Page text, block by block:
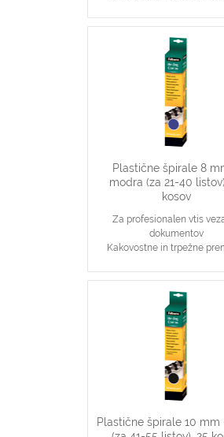
Najpopularnjši,
vsestranski našin vezave
8 mm špirale primerne za
40 stranskih
Primerno za katerikoli
plastične špirale na 21 lukenj,
do 40 listov
Plastične špirale 8
modra (za 21-40
kosov
Za profesionalen vtis
dokumentov
Kakovostne in trpežne
Najpopularnjši,
vsestranski našin vezave
8 mm špirale primerne za
40 stranskih
Primerno za katerikoli
plastične špirale na 21 lukenj,
do 40 listov
Plastične špirale 10 mm